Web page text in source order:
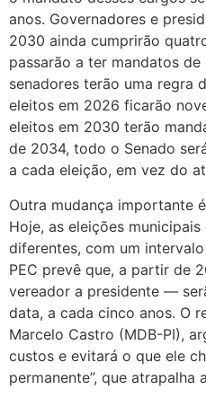
anos. Governadores e
2030 ainda cumprirão
passarão a ter mandatos
senadores terão uma regra
eleitos em 2026 ficarão
eleitos em 2030 terão
de 2034, todo o Senado
a cada eleição, em vez do
Outra mudança importante
Hoje, as eleições
diferentes, com um
PEC prevê que, a partir de
vereador a presidente —
data, a cada cinco anos. O
Marcelo Castro (MDB-PI),
custos e evitará o que ele
permanente”, que atrapalha